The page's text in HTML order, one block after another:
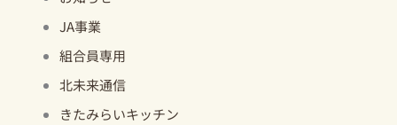
JA事業
組合員専用
北未来通信
きたみらいキッチン